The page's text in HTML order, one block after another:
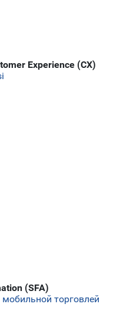
Experience (CX)
(SFA)
торговлей